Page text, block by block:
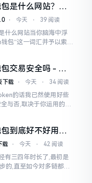
是什么网站？一
玩意
⋅ 今天 ⋅ 39 阅读
什么网站当你脑海中浮
包”这一词汇并予以索求
交易安全吗 - 老
心里话
下载 ⋅ 今天 ⋅ 34 阅读
的话我已然使用好些
与否,取决于你运用的方
到底好不好用？
实体验
载 ⋅ 今天 ⋅ 42 阅读
有三四年时长了,最初是
的,直至如今对多链都有